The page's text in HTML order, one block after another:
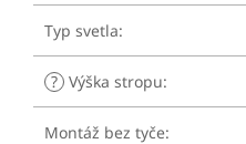
Typ svetla:
? Výška stropu:
Montáž bez tyče: